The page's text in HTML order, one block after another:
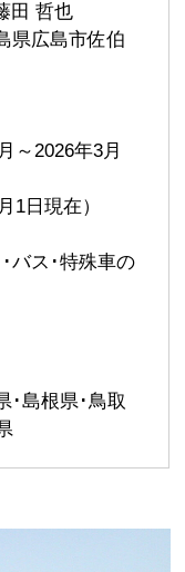
田 哲也
県広島市佐伯
～2026年3月
1日現在）
バス･特殊車の
･島根県･鳥取